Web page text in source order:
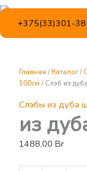
+375(33)301-
Главная /Каталог/
100см / Слэб из
Слэбы из дуба
из
1488,00Br
из
дуба
155